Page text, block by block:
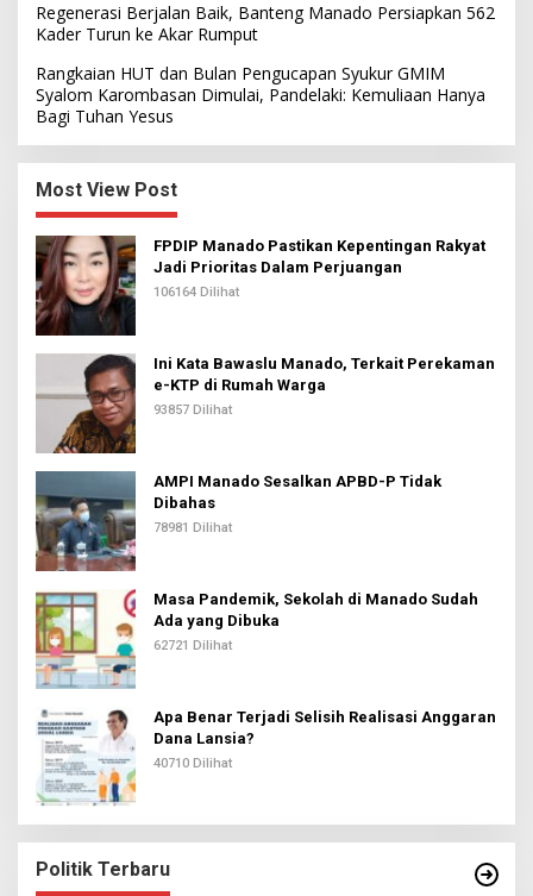
Regenerasi Berjalan Baik, Banteng Manado Persiapkan 562
Kader Turun ke Akar Rumput
Rangkaian HUT dan Bulan Pengucapan Syukur GMIM
Syalom Karombasan Dimulai, Pandelaki: Kemuliaan Hanya
Bagi Tuhan Yesus
Most View Post
FPDIP Manado Pastikan Kepentingan Rakyat
Jadi Prioritas Dalam Perjuangan
106164 Dilihat
Ini Kata Bawaslu Manado, Terkait Perekaman
e-KTP di Rumah Warga
93857 Dilihat
AMPI Manado Sesalkan APBD-P Tidak
Dibahas
78981 Dilihat
Masa Pandemik, Sekolah di Manado Sudah
Ada yang Dibuka
62721 Dilihat
Apa Benar Terjadi Selisih Realisasi Anggaran
Dana Lansia?
40710 Dilihat
Politik Terbaru